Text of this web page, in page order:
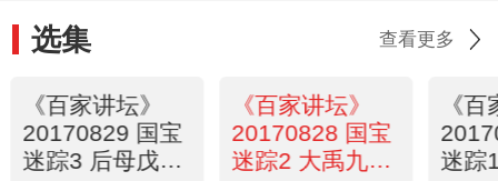
选集 查看更多
《百家讲坛》
20170829 国宝
迷踪3 后母戊方
《百家讲坛》
20170828 国宝
迷踪2 大禹九鼎
《
迷踪